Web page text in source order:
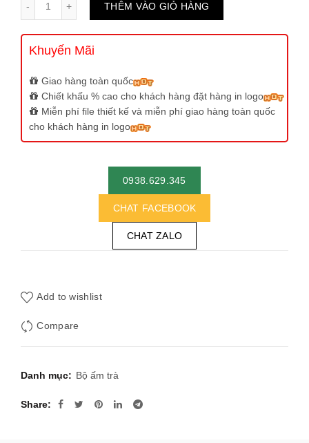
THÊM VÀO GIỎ HÀNG
Khuyến Mãi
Giao hàng toàn quốc
Chiết khấu % cao cho khách hàng đặt hàng in logo
Miễn phí file thiết kế và miễn phí giao hàng toàn quốc
cho khách hàng in logo
0938.629.345
CHAT FACEBOOK
CHAT ZALO
Add to wishlist
Compare
Danh mục: Bộ ấm trà
Share